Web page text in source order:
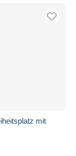
mit